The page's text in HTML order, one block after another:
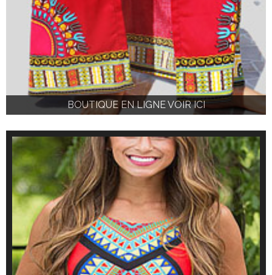
BOUTIQUE EN LIGNE VOIR ICI